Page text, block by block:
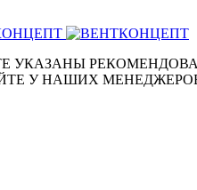
УКАЗАНЫ
У НАШИХ